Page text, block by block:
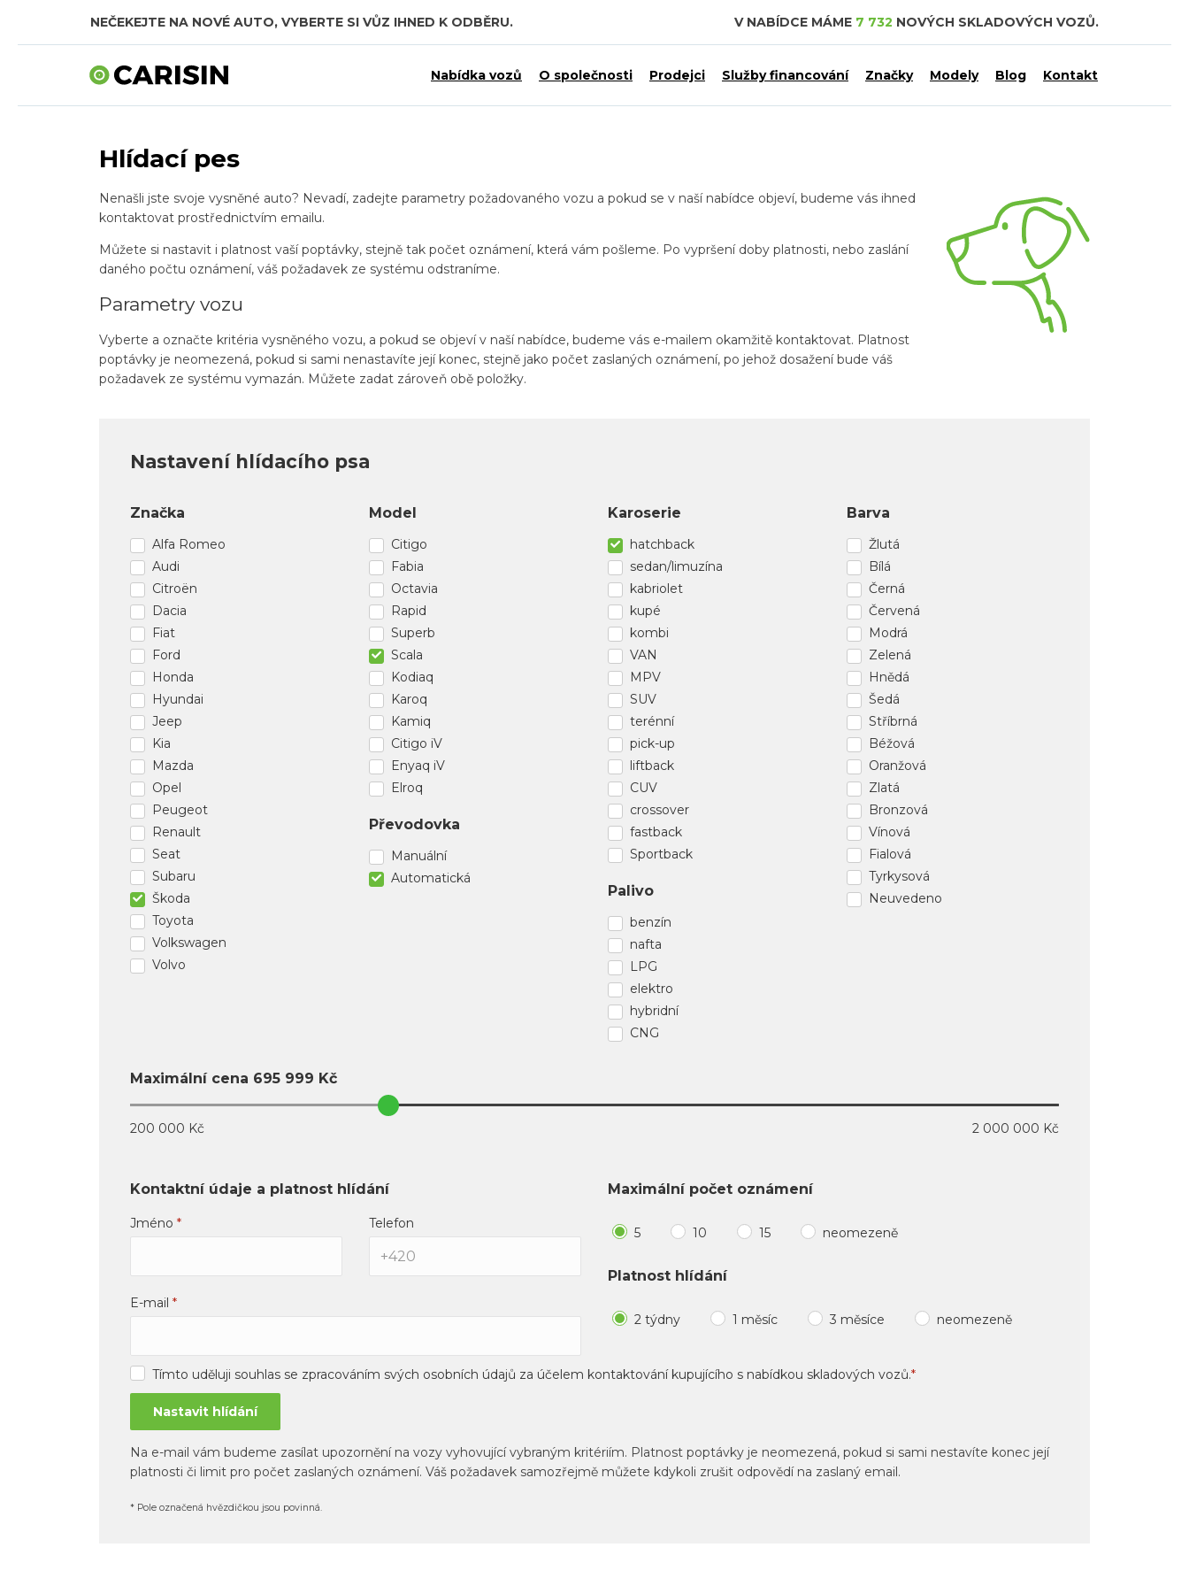
NEČEKEJTE NA NOVÉ AUTO, VYBERTE SI VŮZ IHNED K ODBĚRU. V NABÍDCE MÁME 7 732 NOVÝCH SKLADOVÝCH VOZŮ.
Nabídka vozů O společnosti Prodejci Služby financování Značky Modely Blog Kontakt
Hlídací pes
Nenašli jste svoje vysněné auto? Nevadí, zadejte parametry požadovaného vozu a pokud se v naší nabídce objeví, budeme vás ihned
kontaktovat prostřednictvím emailu.
Můžete si nastavit i platnost vaší poptávky, stejně tak počet oznámení, která vám pošleme. Po vypršení doby platnosti, nebo zaslání
daného počtu oznámení, váš požadavek ze systému odstraníme.
Parametry vozu
Vyberte a označte kritéria vysněného vozu, a pokud se objeví v naší nabídce, budeme vás e-mailem okamžitě kontaktovat. Platnost
poptávky je neomezená, pokud si sami nenastavíte její konec, stejně jako počet zaslaných oznámení, po jehož dosažení bude váš
požadavek ze systému vymazán. Můžete zadat zároveň obě položky.
Nastavení hlídacího psa
Značka
Alfa Romeo
Audi
Citroën
Dacia
Fiat
Ford
Honda
Hyundai
Jeep
Kia
Mazda
Opel
Peugeot
Renault
Seat
Subaru
Škoda
Toyota
Volkswagen
Volvo
Model
Citigo
Fabia
Octavia
Rapid
Superb
Scala
Kodiaq
Karoq
Kamiq
Citigo iV
Enyaq iV
Elroq
Převodovka
Manuální
Automatická
Karoserie
hatchback
sedan/limuzína
kabriolet
kupé
kombi
VAN
MPV
SUV
terénní
pick-up
liftback
CUV
crossover
fastback
Sportback
Palivo
benzín
nafta
LPG
elektro
hybridní
CNG
Barva
Žlutá
Bílá
Černá
Červená
Modrá
Zelená
Hnědá
Šedá
Stříbrná
Béžová
Oranžová
Zlatá
Bronzová
Vínová
Fialová
Tyrkysová
Neuvedeno
Maximální cena 695 999 Kč
200 000 Kč 2 000 000 Kč
Kontaktní údaje a platnost hlídání
Jméno * Telefon
E-mail *
Maximální počet oznámení
5 10 15 neomezeně
Platnost hlídání
2 týdny 1 měsíc 3 měsíce neomezeně
Tímto uděluji souhlas se zpracováním svých osobních údajů za účelem kontaktování kupujícího s nabídkou skladových vozů.*
Na e-mail vám budeme zasílat upozornění na vozy vyhovující vybraným kritériím. Platnost poptávky je neomezená, pokud si sami nestavíte konec její
platnosti či limit pro počet zaslaných oznámení. Váš požadavek samozřejmě můžete kdykoli zrušit odpovědí na zaslaný email.
* Pole označená hvězdičkou jsou povinná.